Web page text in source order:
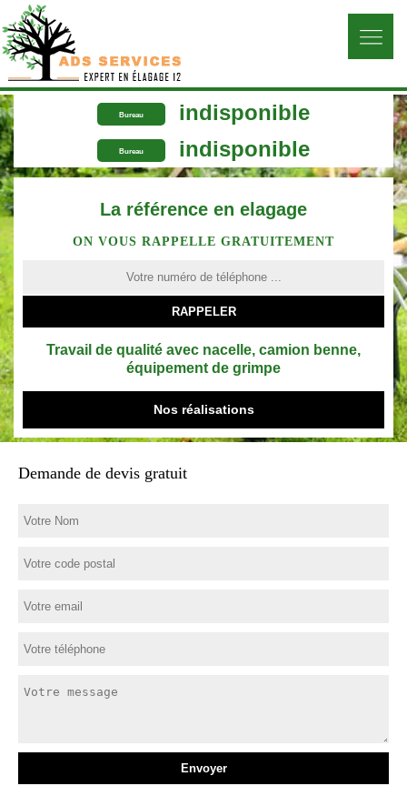
Bureau indisponible
Bureau indisponible
La référence en elagage
ON VOUS RAPPELLE GRATUITEMENT
Travail de qualité avec nacelle, camion benne,
équipement de grimpe
Nos réalisations
Demande de devis gratuit